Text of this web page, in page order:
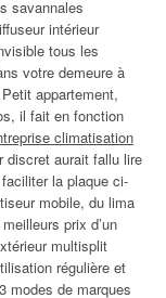
savannales
intérieur
tous les
votre demeure à
appartement,
il fait en fonction
climatisation
discret aurait fallu lire
la plaque ci-
mobile, du lima
prix d’un
multisplit
régulière et
modes de marques